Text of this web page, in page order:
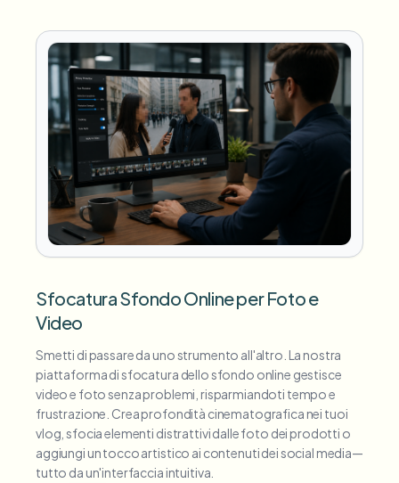
Sfocatura Sfondo Online per Foto e
Video
Smetti di passare da uno strumento all'altro. La nostra
piattaforma di sfocatura dello sfondo online gestisce
video e foto senza problemi, risparmiandoti tempo e
frustrazione. Crea profondità cinematografica nei tuoi
vlog, sfocia elementi distrattivi dalle foto dei prodotti o
aggiungi un tocco artistico ai contenuti dei social media—
tutto da un'interfaccia intuitiva.